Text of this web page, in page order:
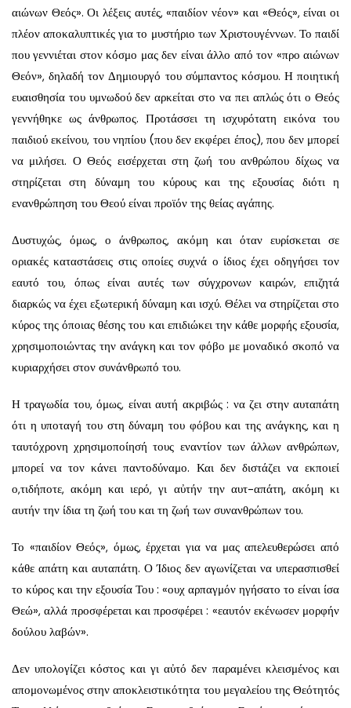
αιώνων Θεός». Οι λέξεις αυτές, «παιδίον νέον» και «Θεός», είναι οι
πλέον αποκαλυπτικές για το μυστήριο των Χριστουγέννων. Το παιδί
που γεννιέται στον κόσμο μας δεν είναι άλλο από τον «προ αιώνων
Θεόν», δηλαδή τον Δημιουργό του σύμπαντος κόσμου. Η ποιητική
ευαισθησία του υμνωδού δεν αρκείται στο να πει απλώς ότι ο Θεός
γεννήθηκε ως άνθρωπος. Προτάσσει τη ισχυρότατη εικόνα του
παιδιού εκείνου, του νηπίου (που δεν εκφέρει έπος), που δεν μπορεί
να μιλήσει. Ο Θεός εισέρχεται στη ζωή του ανθρώπου δίχως να
στηρίζεται στη δύναμη του κύρους και της εξουσίας διότι η
ενανθρώπηση του Θεού είναι προϊόν της θείας αγάπης.
Δυστυχώς, όμως, ο άνθρωπος, ακόμη και όταν ευρίσκεται σε
οριακές καταστάσεις στις οποίες συχνά ο ίδιος έχει οδηγήσει τον
εαυτό του, όπως είναι αυτές των σύγχρονων καιρών, επιζητά
διαρκώς να έχει εξωτερική δύναμη και ισχύ. Θέλει να στηρίζεται στο
κύρος της όποιας θέσης του και επιδιώκει την κάθε μορφής εξουσία,
χρησιμοποιώντας την ανάγκη και τον φόβο με μοναδικό σκοπό να
κυριαρχήσει στον συνάνθρωπό του.
Η τραγωδία του, όμως, είναι αυτή ακριβώς : να ζει στην αυταπάτη
ότι η υποταγή του στη δύναμη του φόβου και της ανάγκης, και η
ταυτόχρονη χρησιμοποίησή τους εναντίον των άλλων ανθρώπων,
μπορεί να τον κάνει παντοδύναμο. Και δεν διστάζει να εκποιεί
ο,τιδήποτε, ακόμη και ιερό, γι αὐτήν την αυτ-απάτη, ακόμη κι
αυτήν την ίδια τη ζωή του και τη ζωή των συνανθρώπων του.
Το «παιδίον Θεός», όμως, έρχεται για να μας απελευθερώσει από
κάθε απάτη και αυταπάτη. Ο Ίδιος δεν αγωνίζεται να υπερασπισθεί
το κύρος και την εξουσία Του : «ουχ αρπαγμόν ηγήσατο το είναι ίσα
Θεώ», αλλά προσφέρεται και προσφέρει : «εαυτόν εκένωσεν μορφήν
δούλου λαβών».
Δεν υπολογίζει κόστος και γι αὐτό δεν παραμένει κλεισμένος και
απομονωμένος στην αποκλειστικότητα του μεγαλείου της Θεότητός